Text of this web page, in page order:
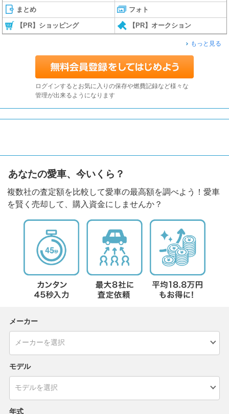
まとめ フォト
【PR】ショッピング 【PR】オークション
もっと見る
ログインするとお気に入りの保存や燃費記録など様々な
管理が出来るようになります
あなたの愛車、今いくら？
複数社の査定額を比較して愛車の最高額を調べよう！愛車
を賢く売却して、購入資金にしませんか？
メーカー
モデル
年式